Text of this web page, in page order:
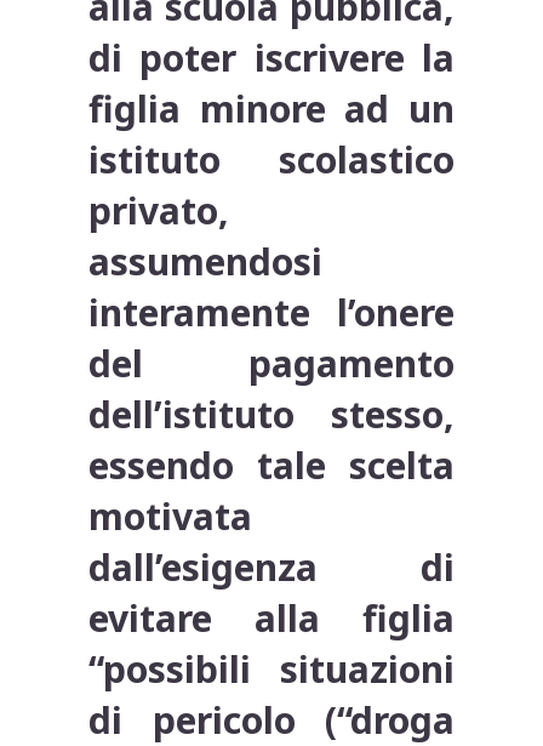
di poter iscrivere la
figlia minore ad un
istituto scolastico
privato,
assumendosi
interamente l’onere
del pagamento
dell’istituto stesso,
essendo tale scelta
motivata
dall’esigenza di
evitare alla figlia
“possibili situazioni
di pericolo (“droga